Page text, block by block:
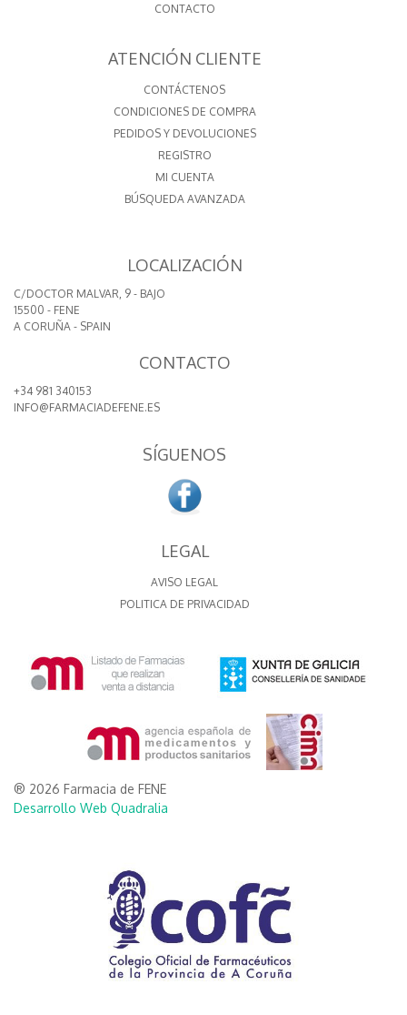
CONTACTO
ATENCIÓN CLIENTE
CONTÁCTENOS
CONDICIONES DE COMPRA
PEDIDOS Y DEVOLUCIONES
REGISTRO
MI CUENTA
BÚSQUEDA AVANZADA
LOCALIZACIÓN
C/DOCTOR MALVAR, 9 - BAJO
15500 - FENE
A CORUÑA - SPAIN
CONTACTO
+34 981 340153
INFO@FARMACIADEFENE.ES
SÍGUENOS
LEGAL
AVISO LEGAL
POLITICA DE PRIVACIDAD
® 2026 Farmacia de FENE
Desarrollo Web Quadralia